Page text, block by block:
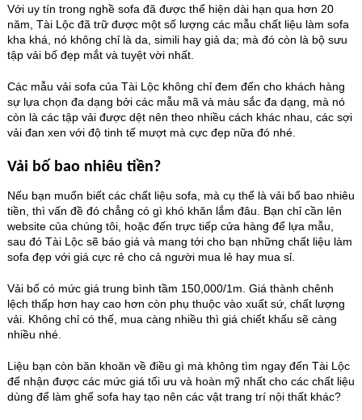
Với uy tín trong nghề sofa đã được thể hiện dài hạn qua hơn 20
năm, Tài Lộc đã trữ được một số lượng các mẫu chất liệu làm sofa
kha khá, nó không chỉ là da, simili hay giả da; mà đó còn là bộ sưu
tập vải bố đẹp mắt và tuyệt vời nhất.
Các mẫu vải sofa của Tài Lộc không chỉ đem đến cho khách hàng
sự lựa chọn đa dạng bởi các mẫu mã và màu sắc đa dạng, mà nó
còn là các tập vải được dệt nên theo nhiều cách khác nhau, các sợi
vải đan xen với độ tinh tế mượt mà cực đẹp nữa đó nhé.
Vải bố bao nhiêu tiền?
Nếu bạn muốn biết các chất liệu sofa, mà cụ thể là vải bố bao nhiêu
tiền, thì vấn đề đó chẳng có gì khó khăn lắm đâu. Bạn chỉ cần lên
website của chúng tôi, hoặc đến trực tiếp cửa hàng để lựa mẫu,
sau đó Tài Lộc sẽ báo giá và mang tới cho bạn những chất liệu làm
sofa đẹp với giá cực rẻ cho cả người mua lẻ hay mua sỉ.
Vải bố có mức giá trung bình tầm 150,000/1m. Giá thành chênh
lệch thấp hơn hay cao hơn còn phụ thuộc vào xuất sứ, chất lượng
vải. Không chỉ có thế, mua càng nhiều thì giá chiết khấu sẽ càng
nhiều nhé.
Liệu bạn còn băn khoăn về điều gì mà không tìm ngay đến Tài Lộc
để nhận được các mức giá tối ưu và hoàn mỹ nhất cho các chất liệu
dùng để làm ghế sofa hay tạo nên các vật trang trí nội thất khác?